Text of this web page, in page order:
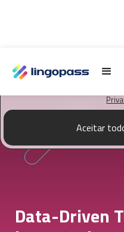
O Lingopass utiliza
deste site e melhorar
Saiba
Aceitar
Data-Driven